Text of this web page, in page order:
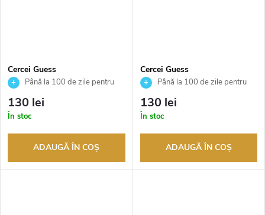
Cercei Guess
JUBE05024JWYGT
Până la 100 de zile pentru
returnarea bunurilor. Vânzător
autorizat
130 lei
În stoc
ADAUGĂ ÎN COŞ
Cercei Guess
JUBE05024JWRHT
Până la 100 de zile pentru
returnarea bunurilor. Vânzător
autorizat
130 lei
În stoc
ADAUGĂ ÎN COŞ